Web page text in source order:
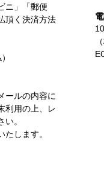
ニ」「郵便
頂く決済方法
ールの内容に
利用の上、レ
。
たします。